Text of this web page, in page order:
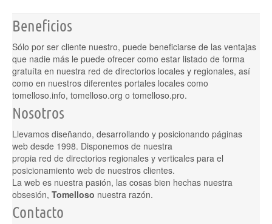
Beneficios
Sólo por ser cliente nuestro, puede beneficiarse de las ventajas
que nadie más le puede ofrecer como estar listado de forma
gratuíta en nuestra red de directorios locales y regionales, así
como en nuestros diferentes portales locales como
tomelloso.info, tomelloso.org o tomelloso.pro.
Nosotros
Llevamos diseñando, desarrollando y posicionando páginas
web desde 1998. Disponemos de nuestra
propia red de directorios regionales y verticales para el
posicionamiento web de nuestros clientes.
La web es nuestra pasión, las cosas bien hechas nuestra
obsesión, Tomelloso nuestra razón.
Contacto